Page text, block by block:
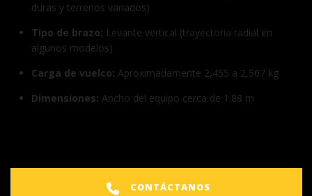
duras y terrenos variados)
Tipo de brazo: Levante vertical (trayectoria radial en
algunos modelos)
Carga de vuelco: Aproximadamente 2,455 a 2,507 kg
Dimensiones: Ancho del equipo cerca de 1.88 m
CONTÁCTANOS